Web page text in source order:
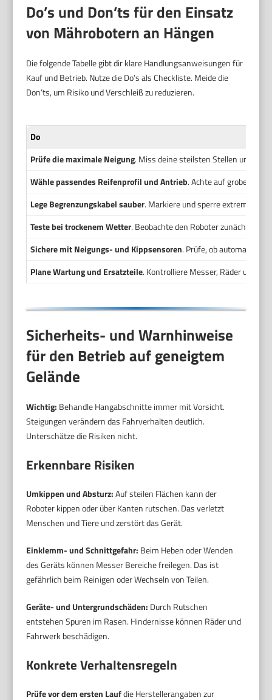
Do’s und Don’ts für den Einsatz
von Mährobotern an Hängen
Die folgende Tabelle gibt dir klare Handlungsanweisungen für
Kauf und Betrieb. Nutze die Do’s als Checkliste. Meide die
Don’ts, um Risiko und Verschleiß zu reduzieren.
Do
Prüfe die maximale Neigung. Miss deine steilsten Stellen und
Wähle passendes Reifenprofil und Antrieb. Achte auf grobes
Lege Begrenzungskabel sauber. Markiere und sperre extrem steile
Teste bei trockenem Wetter. Beobachte den Roboter zunächst in
Sichere mit Neigungs- und Kippsensoren. Prüfe, ob
Plane Wartung und Ersatzteile. Kontrolliere Messer, Räder und
Sicherheits- und Warnhinweise
für den Betrieb auf geneigtem
Gelände
Wichtig: Behandle Hangabschnitte immer mit Vorsicht.
Steigungen verändern das Fahrverhalten deutlich.
Unterschätze die Risiken nicht.
Erkennbare Risiken
Umkippen und Absturz:Auf steilen Flächen kann der
Roboter kippen oder über Kanten rutschen. Das verletzt
Menschen und Tiere und zerstört das Gerät.
Einklemm- und Schnittgefahr: Beim Heben oder Wenden
des Geräts können Messer Bereiche freilegen. Das ist
gefährlich beim Reinigen oder Wechseln von Teilen.
Geräte- und Untergrundschäden: Durch Rutschen
entstehen Spuren im Rasen. Hindernisse können Räder und
Fahrwerk beschädigen.
Konkrete Verhaltensregeln
Prüfe vor dem ersten Laufdie Herstellerangaben zur